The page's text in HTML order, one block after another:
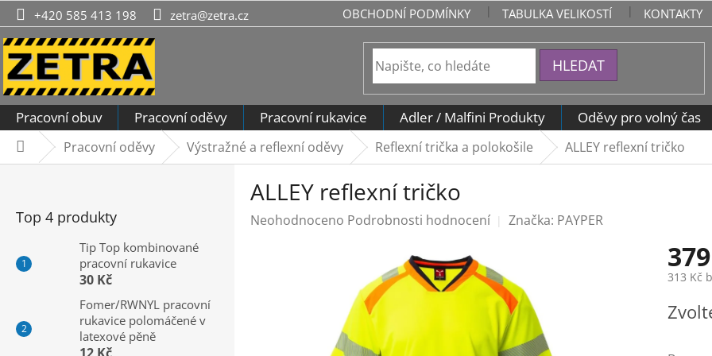
Přejít
na
obsah
+420 585 413 198 zetra@zetra.cz OBCHODNÍ PODMÍNKY TABULKA VELIKOSTÍ KONTAKTY
HLEDAT
Pracovní obuv Pracovní oděvy Pracovní rukavice Adler / Malfini Produkty Oděvy pro volný čas
DomůPracovní oděvy Výstražné a reflexní oděvy Reflexní trička a polokošile ALLEY reflexní tričko
Top 4 produkty
Tip Top kombinované
pracovní rukavice
30 Kč
Fomer/RWNYL pracovní
rukavice polomáčené v
latexové pěně
ALLEY reflexní tričko
Průměrné
Neohodnoceno Podrobnosti hodnocení Značka: PAYPER
313 Kč
cena: